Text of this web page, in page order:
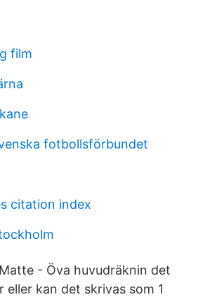
film
fotbollsförbundet
citation index
- Öva huvudräknin det
eller kan det skrivas som 1